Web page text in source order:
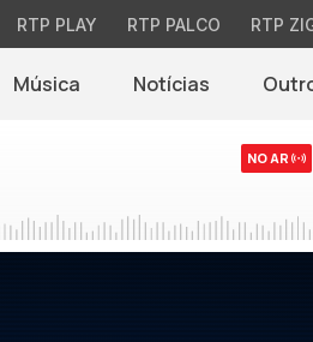
RTP PLAY RTP PALCO RTP
Música Notícias(abre em nova
NO AR